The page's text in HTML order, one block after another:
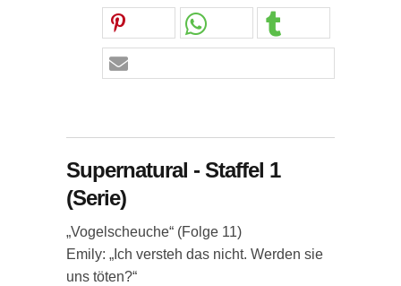
Supernatural - Staffel 1
(Serie)
„Vogelscheuche“ (Folge 11)
Emily: „Ich versteh das nicht. Werden sie
uns töten?“